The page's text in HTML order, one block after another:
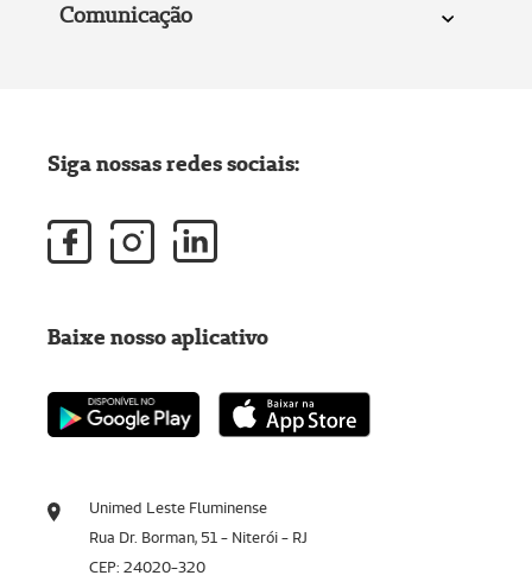
Comunicação
Unimed Leste Fluminense
Rua Dr. Borman, 51 - Niterói - RJ
CEP: 24020-320
Siga nossas redes sociais:
Baixe nosso aplicativo